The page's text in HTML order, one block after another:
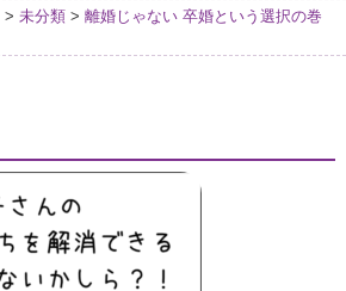
> 未分類 > 離婚じゃない 卒婚という選択の巻